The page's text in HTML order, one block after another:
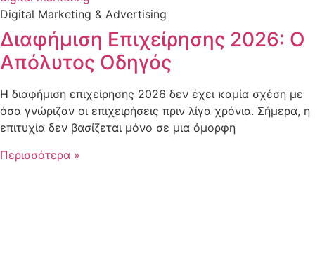
Digital Marketing & Advertising
Διαφήμιση Επιχείρησης 2026: Ο
Απόλυτος Οδηγός
Η διαφήμιση επιχείρησης 2026 δεν έχει καμία σχέση με
όσα γνώριζαν οι επιχειρήσεις πριν λίγα χρόνια. Σήμερα, η
επιτυχία δεν βασίζεται μόνο σε μια όμορφη
Περισσότερα »